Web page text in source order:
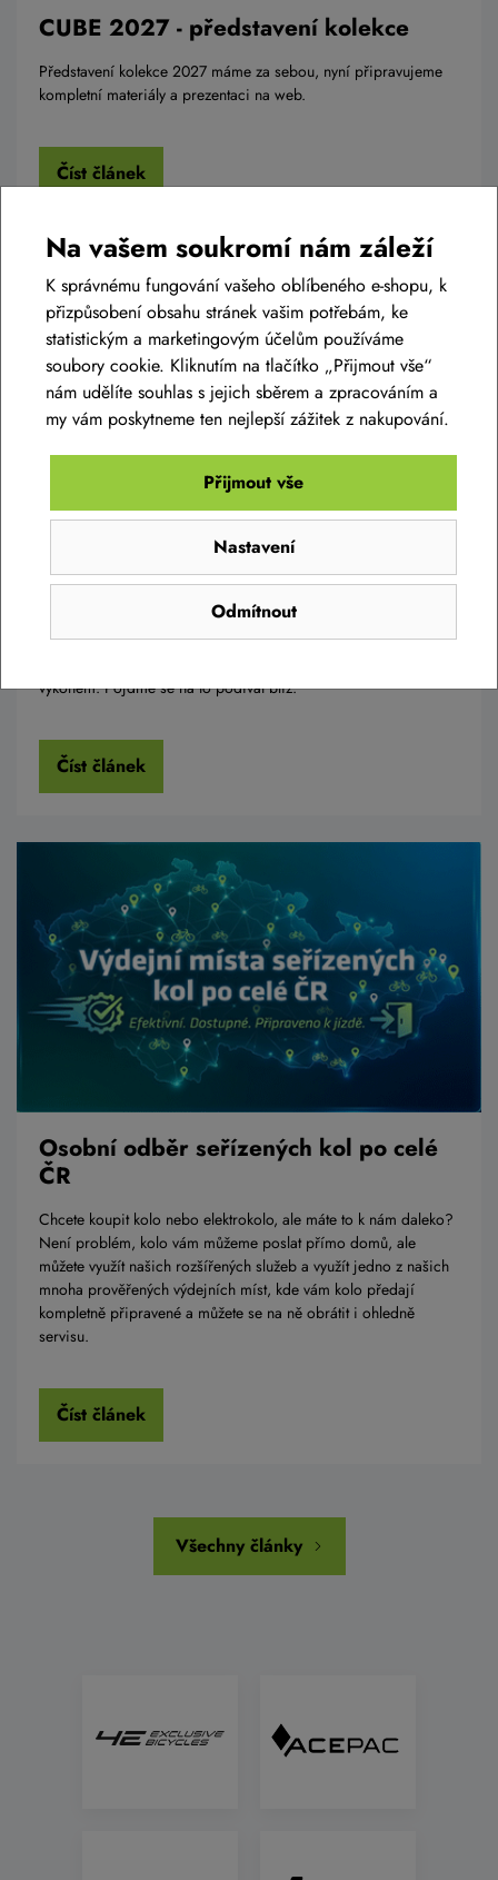
CUBE 2027 - představení kolekce
Představení kolekce 2027 máme za sebou, nyní připravujeme
kompletní materiály a prezentaci na web.
Číst článek
Představení elektrokol AMFLOW s
motory AVINOX
Do naší nabídky jsme zařadili novou prestižní značku elektrokol
AMFLOW, která je osazená kromě spolehlivých a prověřených
výkonem. Pojďme se na to podívat blíž.
Číst článek
Osobní odběr seřízených kol po celé
ČR
Chcete koupit kolo nebo elektrokolo, ale máte to k nám daleko?
Není problém, kolo vám můžeme poslat přímo domů, ale
můžete využít našich rozšířených služeb a využít jedno z našich
mnoha prověřených výdejních míst, kde vám kolo předají
kompletně připravené a můžete se na ně obrátit i ohledně
servisu.
Číst článek
Všechny články
Na vašem soukromí nám záleží
K správnému fungování vašeho oblíbeného e-shopu, k
přizpůsobení obsahu stránek vašim potřebám, ke
statistickým a marketingovým účelům používáme
soubory cookie. Kliknutím na tlačítko „Přijmout vše“
nám udělíte souhlas s jejich sběrem a zpracováním a
my vám poskytneme ten nejlepší zážitek z nakupování.
Odmítnout
Nastavení
Přijmout vše